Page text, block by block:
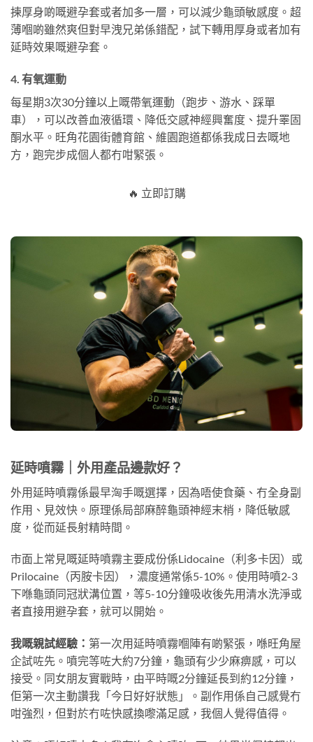
揀厚身啲嘅避孕套或者加多一層，可以減少龜頭敏感度。超
薄嗰啲雖然爽但對早洩兄弟係錯配，試下轉用厚身或者加有
延時效果嘅避孕套。
4. 有氧運動
每星期3次30分鐘以上嘅帶氧運動（跑步、游水、踩單
車），可以改善血液循環、降低交感神經興奮度、提升睪固
酮水平。旺角花園街體育館、維園跑道都係我成日去嘅地
方，跑完步成個人都冇咁緊張。
🔥 立即訂購
延時噴霧｜外用產品邊款好？
外用延時噴霧係最早洶手嘅選擇，因為唔使食藥、冇全身副
作用、見效快。原理係局部麻醉龜頭神經末梢，降低敏感
度，從而延長射精時間。
市面上常見嘅延時噴霧主要成份係Lidocaine（利多卡因）或
Prilocaine（丙胺卡因），濃度通常係5-10%。使用時噴2-3
下喺龜頭同冠狀溝位置，等5-10分鐘吸收後先用清水洗淨或
者直接用避孕套，就可以開始。
我嘅親試經驗： 第一次用延時噴霧嗰陣有啲緊張，喺旺角屋
企試咗先。噴完等咗大約7分鐘，龜頭有少少麻痹感，可以
接受。同女朋友實戰時，由平時嘅2分鐘延長到約12分鐘，
佢第一次主動讚我「今日好好狀態」。副作用係自己感覺冇
咁強烈，但對於冇咗快感換嚟滿足感，我個人覺得值得。